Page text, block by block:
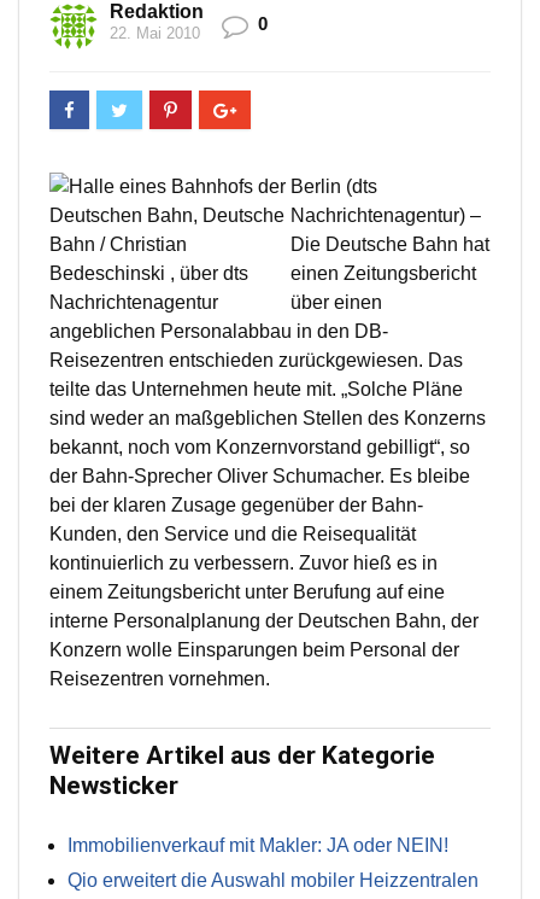
Redaktion
22. Mai 2010 0
Berlin (dts
Nachrichtenagentur) –
Die Deutsche Bahn hat
einen Zeitungsbericht
über einen
angeblichen Personalabbau in den DB-
Reisezentren entschieden zurückgewiesen. Das
teilte das Unternehmen heute mit. „Solche Pläne
sind weder an maßgeblichen Stellen des Konzerns
bekannt, noch vom Konzernvorstand gebilligt“, so
der Bahn-Sprecher Oliver Schumacher. Es bleibe
bei der klaren Zusage gegenüber der Bahn-
Kunden, den Service und die Reisequalität
kontinuierlich zu verbessern. Zuvor hieß es in
einem Zeitungsbericht unter Berufung auf eine
interne Personalplanung der Deutschen Bahn, der
Konzern wolle Einsparungen beim Personal der
Reisezentren vornehmen.
Weitere Artikel aus der Kategorie
Newsticker
Immobilienverkauf mit Makler: JA oder NEIN!
Qio erweitert die Auswahl mobiler Heizzentralen